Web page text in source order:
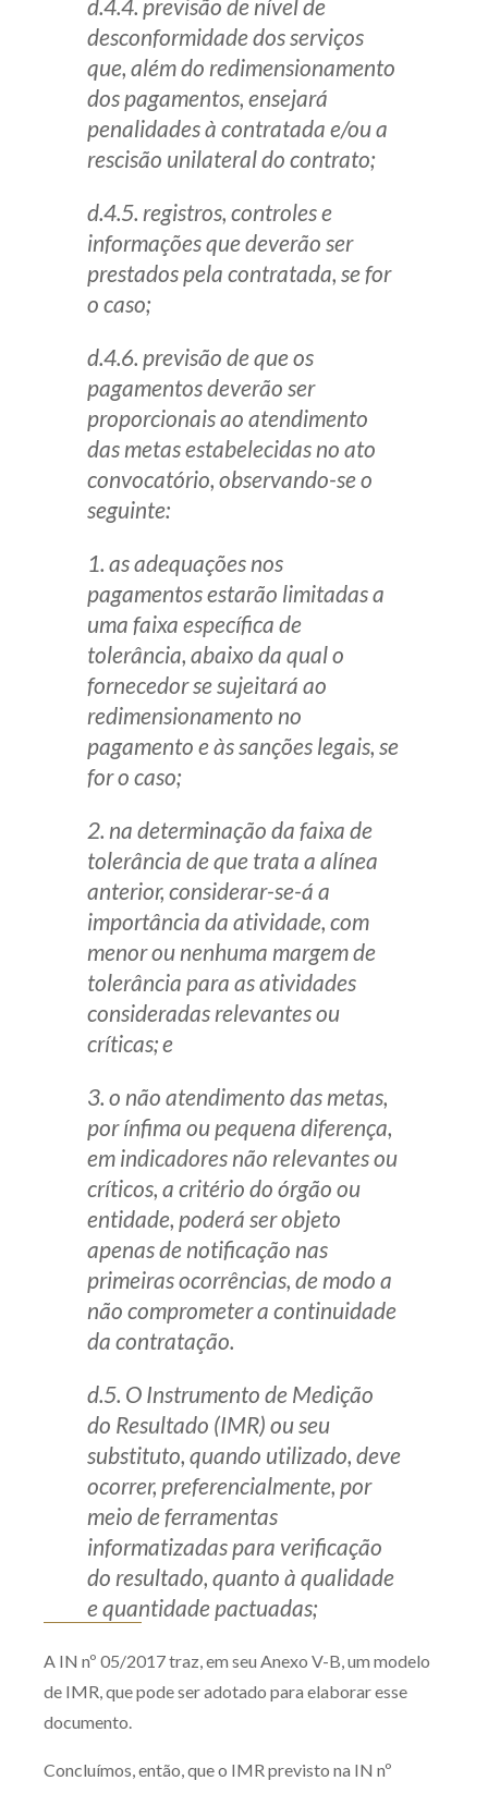
d.4.4. previsão de nível de
desconformidade dos serviços
que, além do redimensionamento
dos pagamentos, ensejará
penalidades à contratada e/ou a
rescisão unilateral do contrato;
d.4.5. registros, controles e
informações que deverão ser
prestados pela contratada, se for
o caso;
d.4.6. previsão de que os
pagamentos deverão ser
proporcionais ao atendimento
das metas estabelecidas no ato
convocatório, observando-se o
seguinte:
1. as adequações nos
pagamentos estarão limitadas a
uma faixa específica de
tolerância, abaixo da qual o
fornecedor se sujeitará ao
redimensionamento no
pagamento e às sanções legais, se
for o caso;
2. na determinação da faixa de
tolerância de que trata a alínea
anterior, considerar-se-á a
importância da atividade, com
menor ou nenhuma margem de
tolerância para as atividades
consideradas relevantes ou
críticas; e
3. o não atendimento das metas,
por ínfima ou pequena diferença,
em indicadores não relevantes ou
críticos, a critério do órgão ou
entidade, poderá ser objeto
apenas de notificação nas
primeiras ocorrências, de modo a
não comprometer a continuidade
da contratação.
d.5. O Instrumento de Medição
do Resultado (IMR) ou seu
substituto, quando utilizado, deve
ocorrer, preferencialmente, por
meio de ferramentas
informatizadas para verificação
do resultado, quanto à qualidade
e quantidade pactuadas;
A IN nº 05/2017 traz, em seu Anexo V-B, um modelo
de IMR, que pode ser adotado para elaborar esse
documento.
Concluímos, então, que o IMR previsto na IN nº